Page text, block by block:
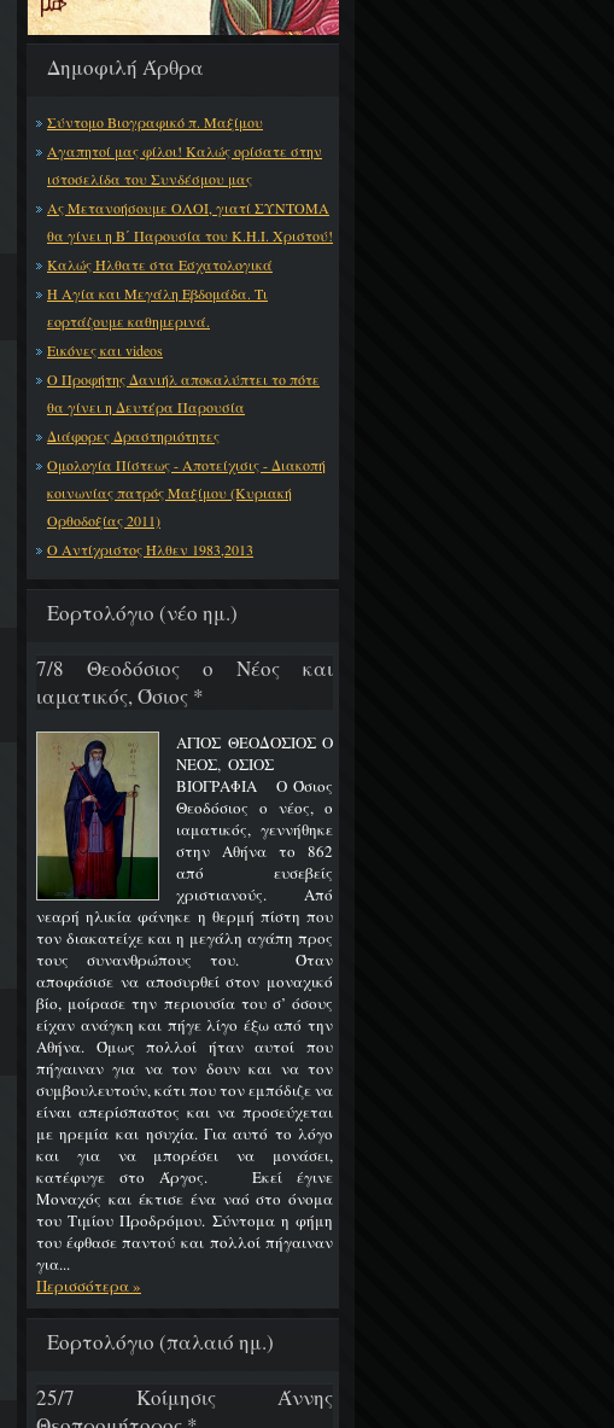
Δημοφιλή Άρθρα
Σύντομο Βιογραφικό π. Μαξίμου
Αγαπητοί μας φίλοι! Καλώς ορίσατε στην
ιστοσελίδα του Συνδέσμου μας
Ας Μετανοήσουμε ΟΛΟΙ, γιατί ΣΥΝΤΟΜΑ
θα γίνει η Β΄ Παρουσία του Κ.Η.Ι. Χριστού!
Καλώς Ήλθατε στα Εσχατολογικά
Η Αγία και Μεγάλη Εβδομάδα. Τι
εορτάζουμε καθημερινά.
Εικόνες και videos
Ο Προφήτης Δανιήλ αποκαλύπτει το πότε
θα γίνει η Δευτέρα Παρουσία
Διάφορες Δραστηριότητες
Ομολογία Πίστεως - Αποτείχισις - Διακοπή
κοινωνίας πατρός Μαξίμου (Κυριακή
Ορθοδοξίας 2011)
Ο Αντίχριστος Ήλθεν 1983,2013
Εορτολόγιο (νέο ημ.)
7/8 Θεοδόσιος ο Νέος και
ιαματικός, Όσιος *
ΑΓΙΟΣ ΘΕΟΔΟΣΙΟΣ Ο
ΝΕΟΣ, ΟΣΙΟΣ
ΒΙΟΓΡΑΦΙΑ Ο Όσιος
Θεοδόσιος ο νέος, ο
ιαματικός, γεννήθηκε
στην Αθήνα το 862
από ευσεβείς
χριστιανούς. Από
νεαρή ηλικία φάνηκε η θερμή πίστη που
τον διακατείχε και η μεγάλη αγάπη προς
τους συνανθρώπους του. Όταν
αποφάσισε να αποσυρθεί στον μοναχικό
βίο, μοίρασε την περιουσία του σ’ όσους
είχαν ανάγκη και πήγε λίγο έξω από την
Αθήνα. Όμως πολλοί ήταν αυτοί που
πήγαιναν για να τον δουν και να τον
συμβουλευτούν, κάτι που τον εμπόδιζε να
είναι απερίσπαστος και να προσεύχεται
με ηρεμία και ησυχία. Για αυτό το λόγο
και για να μπορέσει να μονάσει,
κατέφυγε στο Άργος. Εκεί έγινε
Μοναχός και έκτισε ένα ναό στο όνομα
του Τιμίου Προδρόμου. Σύντομα η φήμη
του έφθασε παντού και πολλοί πήγαιναν
για...
Περισσότερα »
Εορτολόγιο (παλαιό ημ.)
25/7 Κοίμησις Άννης